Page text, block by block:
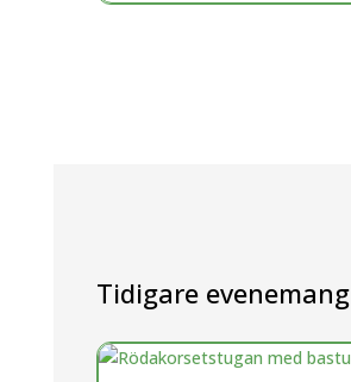
Tidigare evenemang